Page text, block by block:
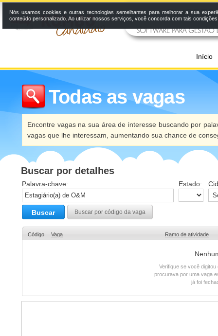
Início
Todas as vagas
Encontre vagas na sua área de interesse buscando por
vagas que lhe interessam, aumentando sua chance de
Buscar por detalhes
Palavra-chave: Estado:
Buscar Buscar por código da vaga
Código Vaga Ramo de atividade
Verifique se você
procurava por uma vaga
já foi
Nós usamos cookies e outras tecnologias semelhantes para melhorar a sua
conteúdo personalizado. Ao utilizar nossos serviços, você concorda com tais